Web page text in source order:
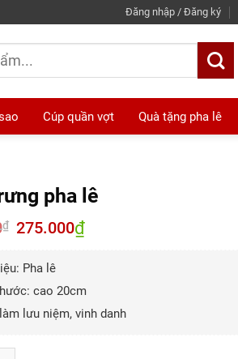
Đăng nhập / Đăng ký
Cúp quần vợt Quà tặng pha lê
pha lê
₫
Giá
gốc
275.000₫Giá
hiện
Pha lê
cao 20cm
lưu niệm, vinh danh